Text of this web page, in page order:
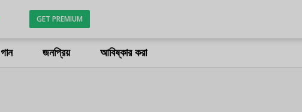
গান জনপ্রিয় আবিষ্কার করা
GET PREMIUM